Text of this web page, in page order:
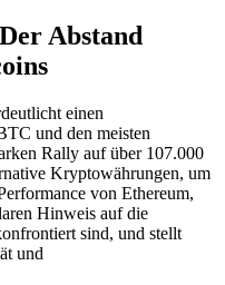
Abstand
einen
und den meisten
Rally auf über 107.000
Kryptowährungen, um
von Ethereum,
Hinweis auf die
sind, und stellt
und